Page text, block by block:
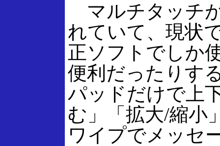
マルチタッチ
れていて、現状
正ソフトでしか
便利だったりす
パッドだけで上
む」「拡大/縮小
ワイプでメッセ